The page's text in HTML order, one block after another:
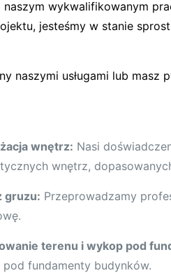
wykwalifikowanym
jesteśmy w stanie
naszymi usługami lub
wnętrz: Nasi
wnętrz,
gruzu: Przeprowadzamy
terenu i wykop pod
fundamenty budynków.